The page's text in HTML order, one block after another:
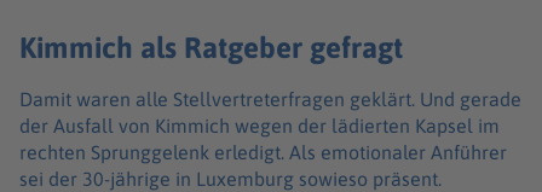
Kimmich als Ratgeber gefragt
Damit waren alle Stellvertreterfragen geklärt. Und gerade
der Ausfall von Kimmich wegen der lädierten Kapsel im
rechten Sprunggelenk erledigt. Als emotionaler Anführer
sei der 30-jährige in Luxemburg sowieso präsent.